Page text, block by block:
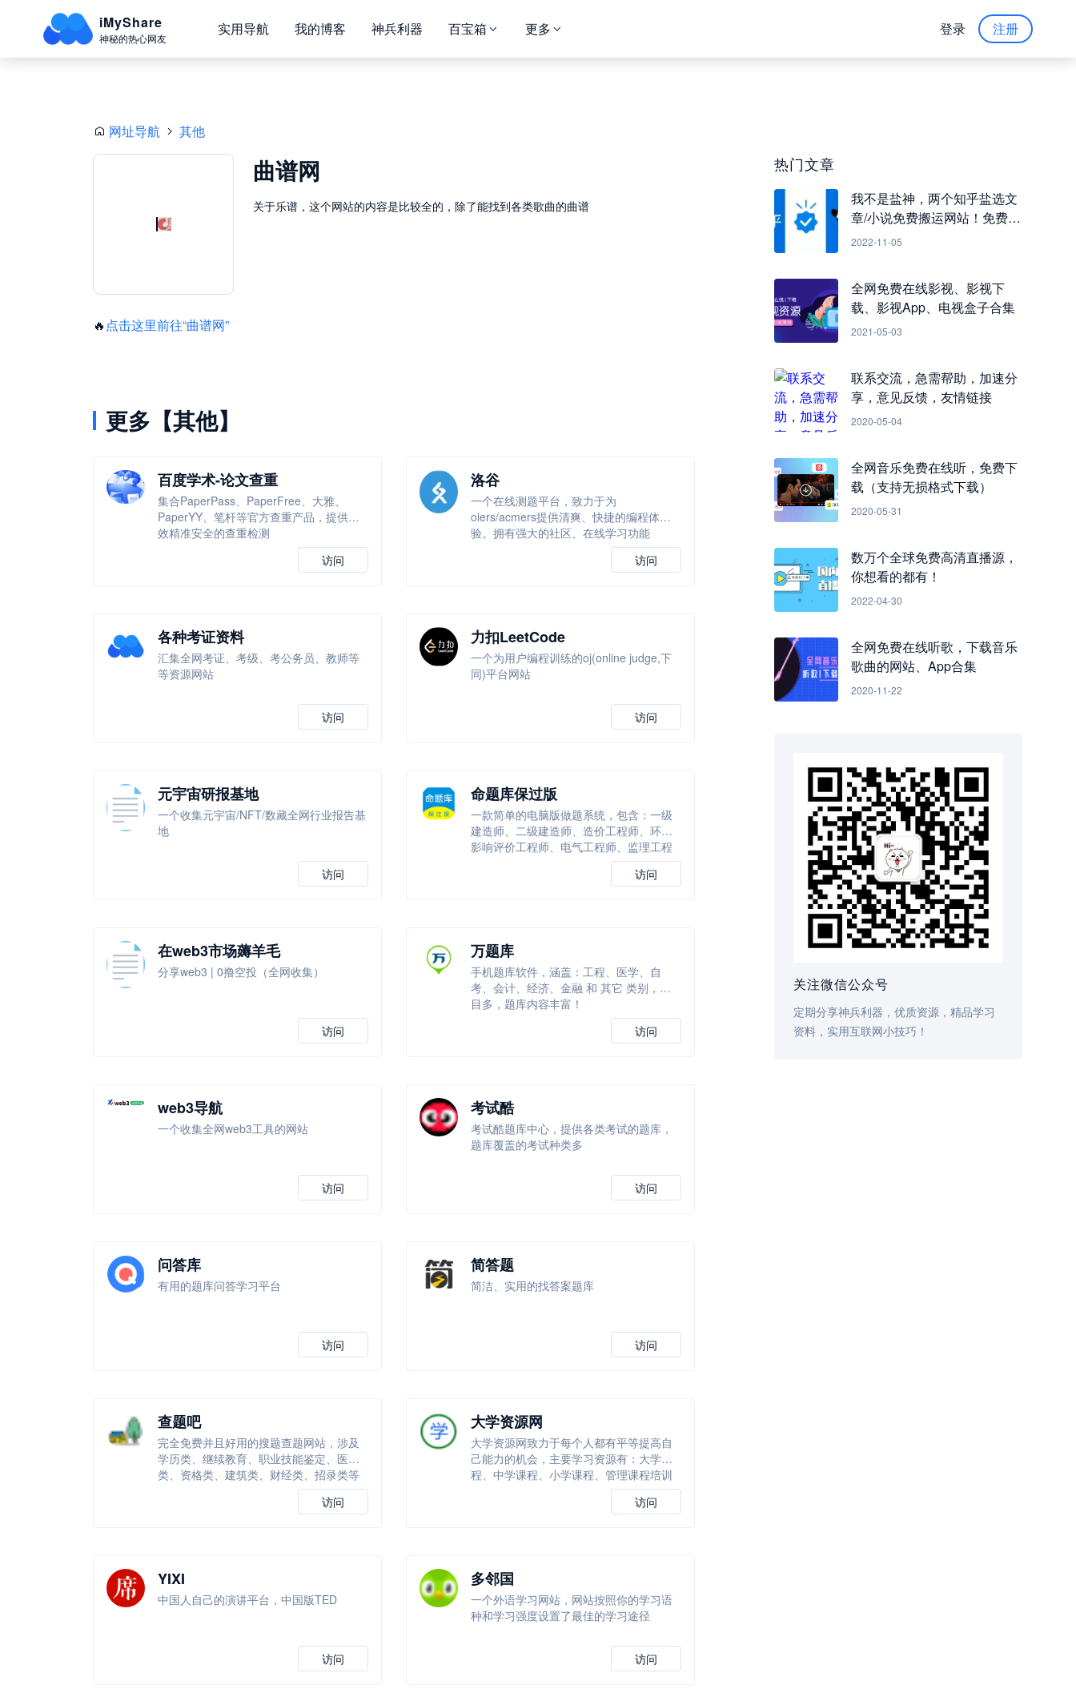
iMyShare
神秘的热心网友
实用导航 我的博客 神兵利器 百宝箱 更多 注册
登录
热门文章
我不是盐神，两个知乎盐选文
章/小说免费搬运网站！免费看
知乎小说
2022-11-05
全网免费在线影视、影视下
载、影视App、电视盒子合集
2021-05-03
联系交流，急需帮助，加速分
享，意见反馈，友情链接
2020-05-04
全网音乐免费在线听，免费下
载（支持无损格式下载）
2020-05-31
数万个全球免费高清直播源，
你想看的都有！
2022-04-30
全网免费在线听歌，下载音乐
歌曲的网站、App合集
2020-11-22
关注微信公众号
定期分享神兵利器，优质资源，精品学习
资料，实用互联网小技巧！
网址导航 其他
曲谱网
关于乐谱，这个网站的内容是比较全的，除了能找到各类歌曲的曲谱
🔥 点击这里前往“曲谱网”
更多【其他】
百度学术-论文查重
集合PaperPass、PaperFree、大雅、
PaperYY、笔杆等官方查重产品，提供高
效精准安全的查重检测
访问
洛谷
一个在线测题平台，致力于为
oiers/acmers提供清爽、快捷的编程体
验。拥有强大的社区、在线学习功能
访问
各种考证资料
汇集全网考证、考级、考公务员、教师等
等资源网站
访问
力扣LeetCode
一个为用户编程训练的oj(online judge,下
同)平台网站
访问
元宇宙研报基地
一个收集元宇宙/NFT/数藏全网行业报告基
地
访问
命题库保过版
一款简单的电脑版做题系统，包含：一级
建造师、二级建造师、造价工程师、环境
影响评价工程师、电气工程师、监理工程
访问
在web3市场薅羊毛
分享web3 | 0撸空投（全网收集）
访问
万题库
手机题库软件，涵盖：工程、医学、自
考、会计、经济、金融 和 其它 类别，科
目多，题库内容丰富！
访问
web3导航
一个收集全网web3工具的网站
访问
考试酷
考试酷题库中心，提供各类考试的题库，
题库覆盖的考试种类多
访问
问答库
有用的题库问答学习平台
访问
简答题
简洁、实用的找答案题库
访问
查题吧
完全免费并且好用的搜题查题网站，涉及
学历类、继续教育、职业技能鉴定、医学
类、资格类、建筑类、财经类、招录类等
访问
大学资源网
大学资源网致力于每个人都有平等提高自
己能力的机会，主要学习资源有：大学课
程、中学课程、小学课程、管理课程培训
访问
YIXI
中国人自己的演讲平台，中国版TED
访问
多邻国
一个外语学习网站，网站按照你的学习语
种和学习强度设置了最佳的学习途径
访问